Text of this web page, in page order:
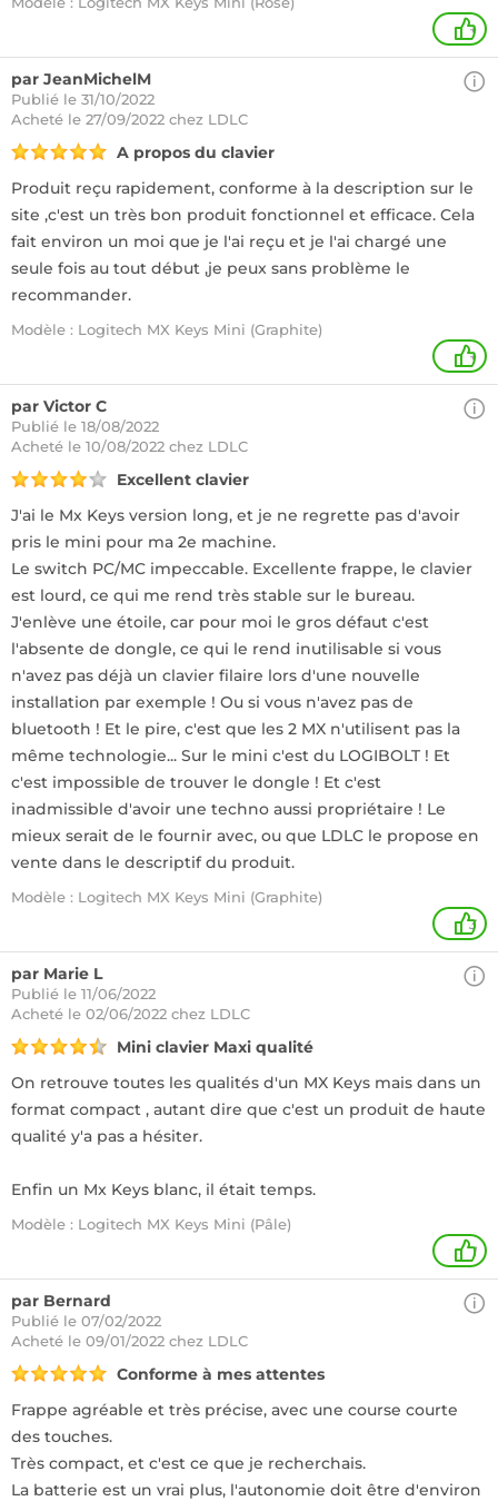
+
par JeanMichelM
Publié le 31/10/2022
Acheté le 27/09/2022 chez LDLC
A propos du clavier
Produit reçu rapidement, conforme à la description sur le
site ,c'est un très bon produit fonctionnel et efficace. Cela
fait environ un moi que je l'ai reçu et je l'ai chargé une
seule fois au tout début ,je peux sans problème le
recommander.
Modèle : Logitech MX Keys Mini (Graphite)
+
par Victor C
Publié le 18/08/2022
Acheté le 10/08/2022 chez LDLC
Excellent clavier
J'ai le Mx Keys version long, et je ne regrette pas d'avoir
pris le mini pour ma 2e machine.
Le switch PC/MC impeccable. Excellente frappe, le clavier
est lourd, ce qui me rend très stable sur le bureau.
J'enlève une étoile, car pour moi le gros défaut c'est
l'absente de dongle, ce qui le rend inutilisable si vous
n'avez pas déjà un clavier filaire lors d'une nouvelle
installation par exemple ! Ou si vous n'avez pas de
bluetooth ! Et le pire, c'est que les 2 MX n'utilisent pas la
même technologie... Sur le mini c'est du LOGIBOLT ! Et
c'est impossible de trouver le dongle ! Et c'est
inadmissible d'avoir une techno aussi propriétaire ! Le
mieux serait de le fournir avec, ou que LDLC le propose en
vente dans le descriptif du produit.
Modèle : Logitech MX Keys Mini (Graphite)
3
par Marie L
Publié le 11/06/2022
Acheté le 02/06/2022 chez LDLC
Mini clavier Maxi qualité
On retrouve toutes les qualités d'un MX Keys mais dans un
format compact , autant dire que c'est un produit de haute
qualité y'a pas a hésiter.
Enfin un Mx Keys blanc, il était temps.
Modèle : Logitech MX Keys Mini (Pâle)
1
par Bernard
Publié le 07/02/2022
Acheté le 09/01/2022 chez LDLC
Conforme à mes attentes
Frappe agréable et très précise, avec une course courte
des touches.
Très compact, et c'est ce que je recherchais.
La batterie est un vrai plus, l'autonomie doit être d'environ